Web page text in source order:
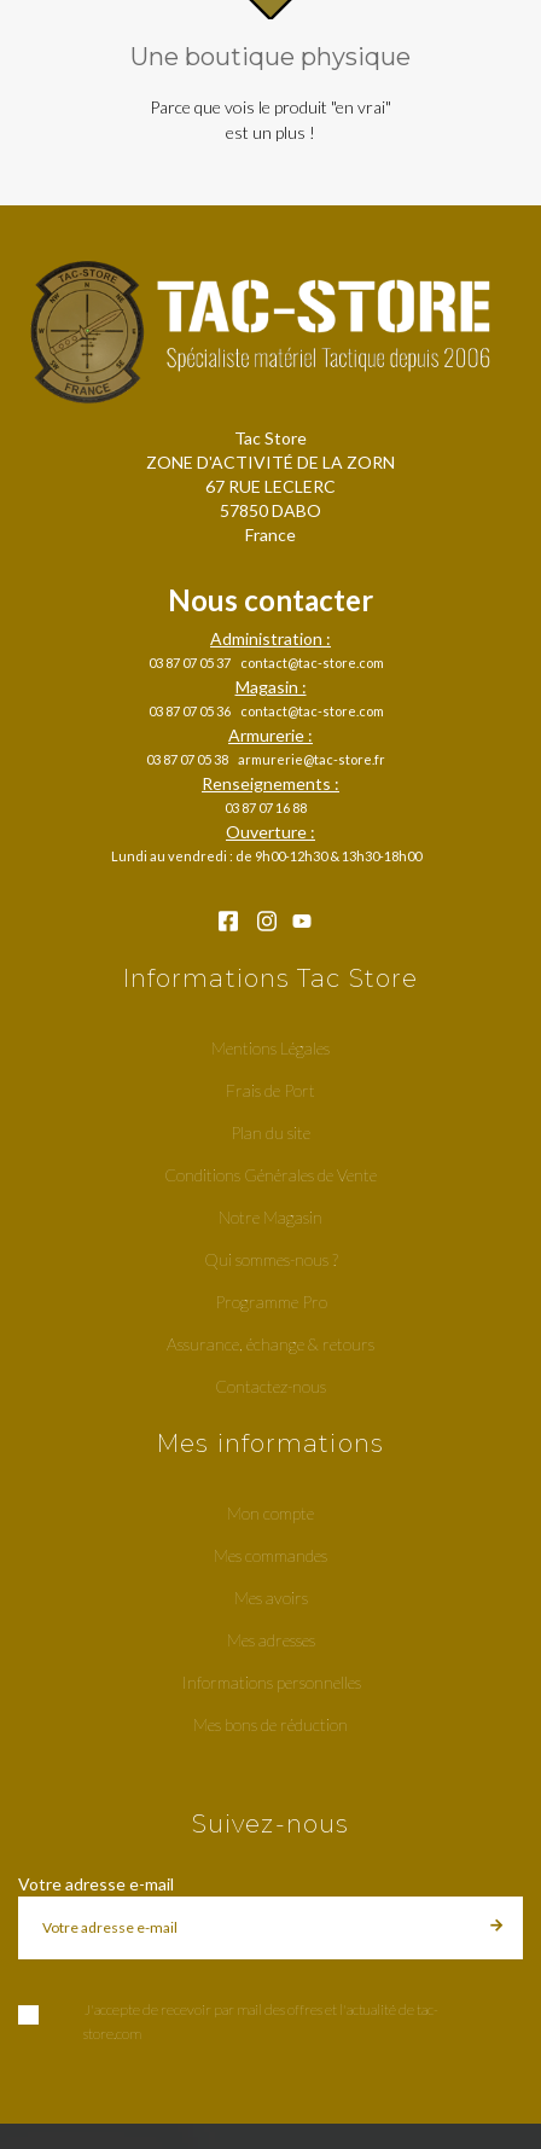
Une boutique physique
Parce que vois le produit "en vrai"
est un plus !
Tac Store
ZONE D'ACTIVITÉ DE LA ZORN
67 RUE LECLERC
57850 DABO
France
Nous contacter
Administration :
03 87 07 05 37 contact@tac-store.com
Magasin :
03 87 07 05 36 contact@tac-store.com
Armurerie :
03 87 07 05 38 armurerie@tac-store.fr
Renseignements :
03 87 07 16 88
Ouverture :
Lundi au vendredi : de 9h00-12h30 & 13h30-18h00
Informations Tac Store
Mentions Légales
Frais de Port
Plan du site
Conditions Générales de Vente
Notre Magasin
Qui sommes-nous ?
Programme Pro
Assurance, échange & retours
Contactez-nous
Mes informations
Mon compte
Mes commandes
Mes avoirs
Mes adresses
Informations personnelles
Mes bons de réduction
Suivez-nous
Votre adresse e-mail
J'accepte de recevoir par mail des offres et l'actualité de tac-
store.com